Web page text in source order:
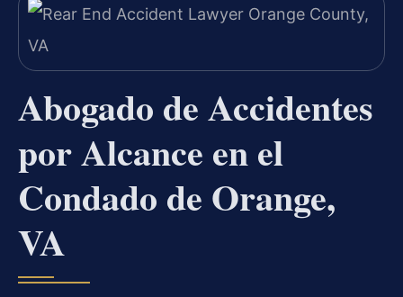
Abogado de Accidentes
por Alcance en el
Condado de Orange,
VA